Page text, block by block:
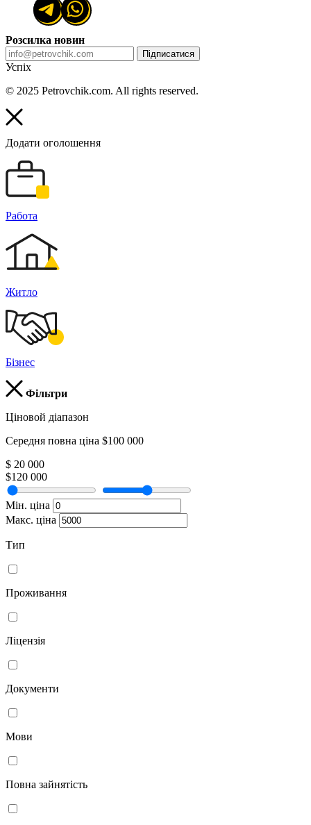
Розсилка новин
Підписатися
Успіх
© 2025 Petrovchik.com. All rights reserved.
Додати оголошення
Работа
Житло
Бізнес
Фільтри
Ціновой діапазон
Середня повна ціна $100 000
$ 20 000
$120 000
Мін. ціна
Макс. ціна
Тип
Проживання
Ліцензія
Документи
Мови
Повна зайнятість